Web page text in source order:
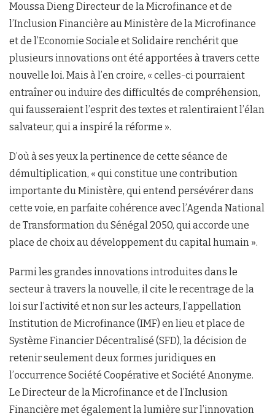
Moussa Dieng Directeur de la Microfinance et de
l’Inclusion Financière au Ministère de la Microfinance
et de l’Economie Sociale et Solidaire renchérit que
plusieurs innovations ont été apportées à travers cette
nouvelle loi. Mais à l’en croire, « celles-ci pourraient
entraîner ou induire des difficultés de compréhension,
qui fausseraient l’esprit des textes et ralentiraient l’élan
salvateur, qui a inspiré la réforme ».
D’où à ses yeux la pertinence de cette séance de
démultiplication, « qui constitue une contribution
importante du Ministère, qui entend persévérer dans
cette voie, en parfaite cohérence avec l’Agenda National
de Transformation du Sénégal 2050, qui accorde une
place de choix au développement du capital humain ».
Parmi les grandes innovations introduites dans le
secteur à travers la nouvelle, il cite le recentrage de la
loi sur l’activité et non sur les acteurs, l’appellation
Institution de Microfinance (IMF) en lieu et place de
Système Financier Décentralisé (SFD), la décision de
retenir seulement deux formes juridiques en
l’occurrence Société Coopérative et Société Anonyme.
Le Directeur de la Microfinance et de l’Inclusion
Financière met également la lumière sur l’innovation